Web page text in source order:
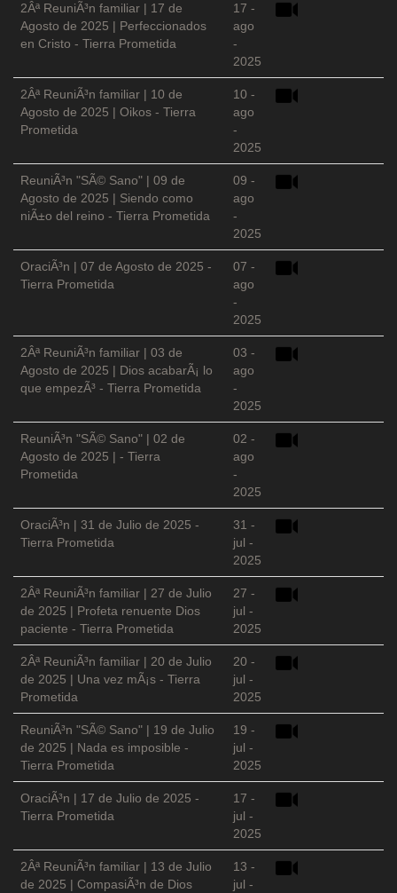
2Âª ReuniÃ³n familiar | 17 de
Agosto de 2025 | Perfeccionados
en Cristo - Tierra Prometida
17 -
ago
-
2025
2Âª ReuniÃ³n familiar | 10 de
Agosto de 2025 | Oikos - Tierra
Prometida
10 -
ago
-
2025
ReuniÃ³n "SÃ© Sano" | 09 de
Agosto de 2025 | Siendo como
niÃ±o del reino - Tierra Prometida
09 -
ago
-
2025
OraciÃ³n | 07 de Agosto de 2025 -
Tierra Prometida
07 -
ago
-
2025
2Âª ReuniÃ³n familiar | 03 de
Agosto de 2025 | Dios acabarÃ¡ lo
que empezÃ³ - Tierra Prometida
03 -
ago
-
2025
ReuniÃ³n "SÃ© Sano" | 02 de
Agosto de 2025 | - Tierra
Prometida
02 -
ago
-
2025
OraciÃ³n | 31 de Julio de 2025 -
Tierra Prometida
31 -
jul -
2025
2Âª ReuniÃ³n familiar | 27 de Julio
de 2025 | Profeta renuente Dios
paciente - Tierra Prometida
27 -
jul -
2025
2Âª ReuniÃ³n familiar | 20 de Julio
de 2025 | Una vez mÃ¡s - Tierra
Prometida
20 -
jul -
2025
ReuniÃ³n "SÃ© Sano" | 19 de Julio
de 2025 | Nada es imposible -
Tierra Prometida
19 -
jul -
2025
OraciÃ³n | 17 de Julio de 2025 -
Tierra Prometida
17 -
jul -
2025
2Âª ReuniÃ³n familiar | 13 de Julio
de 2025 | CompasiÃ³n de Dios
13 -
jul -